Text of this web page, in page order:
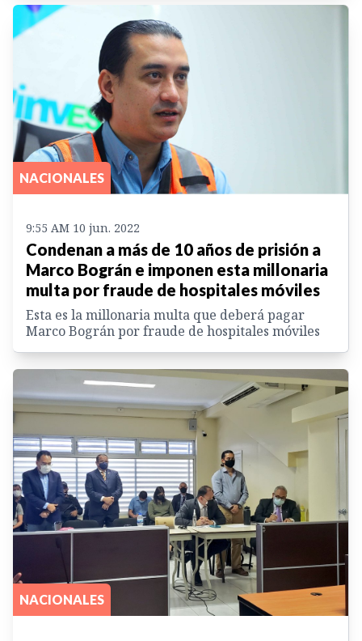
NACIONALES
9:55 AM 10 jun. 2022
Condenan a más de 10 años de prisión a
Marco Bográn e imponen esta millonaria
multa por fraude de hospitales móviles
Esta es la millonaria multa que deberá pagar
Marco Bográn por fraude de hospitales móviles
NACIONALES